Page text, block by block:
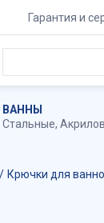
Гарантия и
ВАННЫ
Стальные,
Крючки для